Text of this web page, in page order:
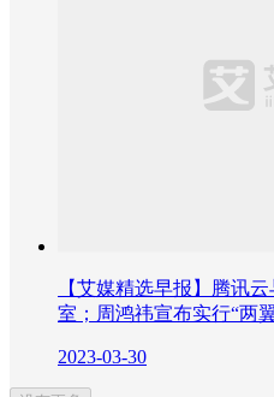
【艾媒精选早报】腾讯
室；周鸿祎宣布实行“两
2023-03-30